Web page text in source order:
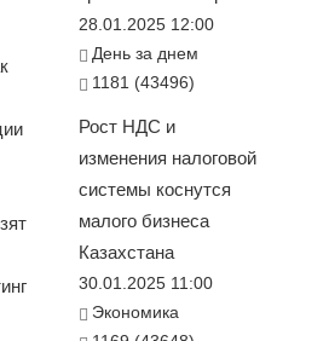
28.01.2025 12:00
День за днем
1181 (43496)
Рост НДС и
изменения налоговой
системы коснутся
малого бизнеса
Казахстана
30.01.2025 11:00
Экономика